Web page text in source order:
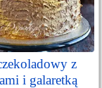
z
i galaretką